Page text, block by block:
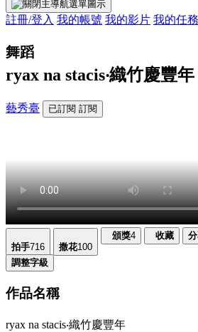
註冊/登入 我的帳號 我的影片 我的任務
舞蹈
ryax na stacis‧織竹慶豐年
藝秀臺 已訂閱 訂閱
拍手716 撒花100
頒獎4 收藏
調整字級
作品名稱
ryax na stacis‧織竹慶豐年